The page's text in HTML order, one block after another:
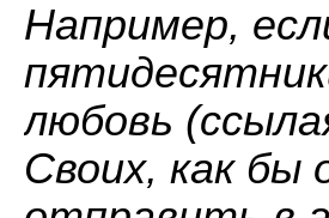
Например,
любовь
Своих, как бы